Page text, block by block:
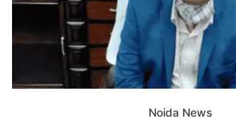
Noida News